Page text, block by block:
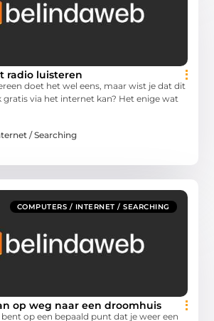
radio luisteren
doet het wel eens, maar wist je dat dit
via het internet kan? Het enige wat
/ Searching
COMPUTERS / INTERNET / SEARCHING
op weg naar een droomhuis
bent op een bepaald punt dat je weer een